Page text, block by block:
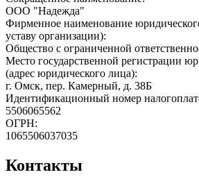
ООО "Надежда"
Фирменное наименование
уставу организации):
Общество с ограниченной
Место государственной регистрации
(адрес юридического лица):
г. Омск, пер. Камерный, д. 38Б
Идентификационный номер
5506065562
ОГРН:
1065506037035
Контакты